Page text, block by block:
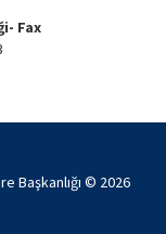
Fax
Başkanlığı © 2026